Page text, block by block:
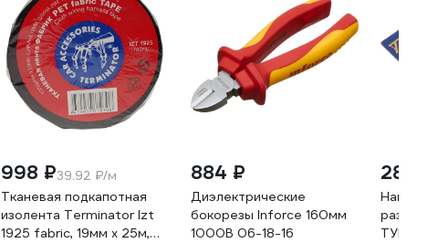
998 ₽39.92 ₽/м
Тканевая подкапотная
изолента Terminator Izt
1925 fabric, 19мм х 25м,
884 ₽
Диэлектрические
бокорезы Inforce 160мм
1000В 06-18-16
28 ₽